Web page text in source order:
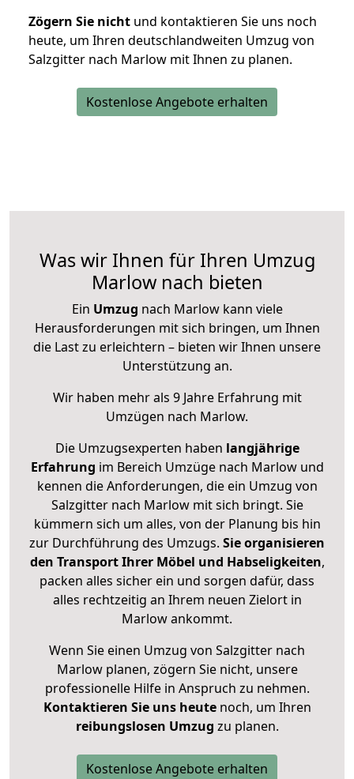
Zögern Sie nicht und kontaktieren Sie uns noch
heute, um Ihren deutschlandweiten Umzug von
Salzgitter nach Marlow mit Ihnen zu planen.
Kostenlose Angebote erhalten
Was wir Ihnen für Ihren Umzug
Marlow nach bieten
Ein Umzug nach Marlow kann viele
Herausforderungen mit sich bringen, um Ihnen
die Last zu erleichtern – bieten wir Ihnen unsere
Unterstützung an.
Wir haben mehr als 9 Jahre Erfahrung mit
Umzügen nach Marlow.
Die Umzugsexperten haben langjährige
Erfahrung im Bereich Umzüge nach Marlow und
kennen die Anforderungen, die ein Umzug von
Salzgitter nach Marlow mit sich bringt. Sie
kümmern sich um alles, von der Planung bis hin
zur Durchführung des Umzugs. Sie organisieren
den Transport Ihrer Möbel und Habseligkeiten,
packen alles sicher ein und sorgen dafür, dass
alles rechtzeitig an Ihrem neuen Zielort in
Marlow ankommt.
Wenn Sie einen Umzug von Salzgitter nach
Marlow planen, zögern Sie nicht, unsere
professionelle Hilfe in Anspruch zu nehmen.
Kontaktieren Sie uns heutenoch, um Ihren
reibungslosen Umzug zu planen.
Kostenlose Angebote erhalten